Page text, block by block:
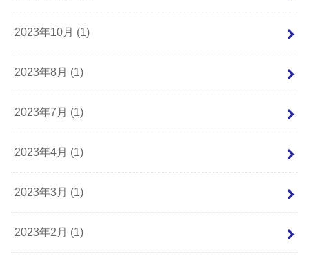
2023年10月 (1)
2023年8月 (1)
2023年7月 (1)
2023年4月 (1)
2023年3月 (1)
2023年2月 (1)